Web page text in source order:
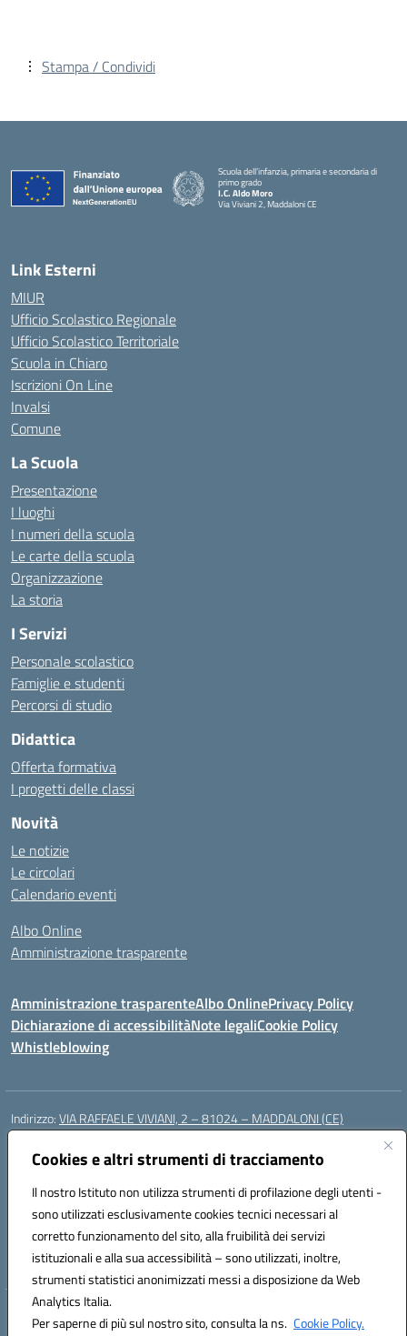
Cookies e altri strumenti di tracciamento
Il nostro Istituto non utilizza strumenti di profilazione degli utenti -
sono utilizzati esclusivamente cookies tecnici necessari al
corretto funzionamento del sito, alla fruibilità dei servizi
istituzionali e alla sua accessibilità – sono utilizzati, inoltre,
strumenti statistici anonimizzati messi a disposizione da Web
Analytics Italia.
Per saperne di più sul nostro sito, consulta la ns. Cookie Policy.
Stampa / Condividi
Scuola dell’infanzia, primaria e secondaria di
primo grado
I.C. Aldo Moro
Via Viviani 2, Maddaloni CE
Link Esterni
MIUR
Ufficio Scolastico Regionale
Ufficio Scolastico Territoriale
Scuola in Chiaro
Iscrizioni On Line
Invalsi
Comune
La Scuola
Presentazione
I luoghi
I numeri della scuola
Le carte della scuola
Organizzazione
La storia
I Servizi
Personale scolastico
Famiglie e studenti
Percorsi di studio
Didattica
Offerta formativa
I progetti delle classi
Novità
Le notizie
Le circolari
Calendario eventi
Albo Online
Amministrazione trasparente
Amministrazione trasparenteAlbo OnlinePrivacy Policy
Dichiarazione di accessibilitàNote legaliCookie Policy
Whistleblowing
Indirizzo:VIA RAFFAELE VIVIANI, 2 – 81024 – MADDALONI (CE)
Centralino:
Posta elettronica certificata (PEC):ceic8av00r@pec.istruzione.it
Codice fiscale: 93086020612
Codice meccanografico:CEIC8AV00R
Codice Indice delle Pubbliche Amministrazioni (IPA): icamm
Codice unico di fatturazione (CUF): UF8WE6
Hosting & Powered by 3D Solution S.r.l.